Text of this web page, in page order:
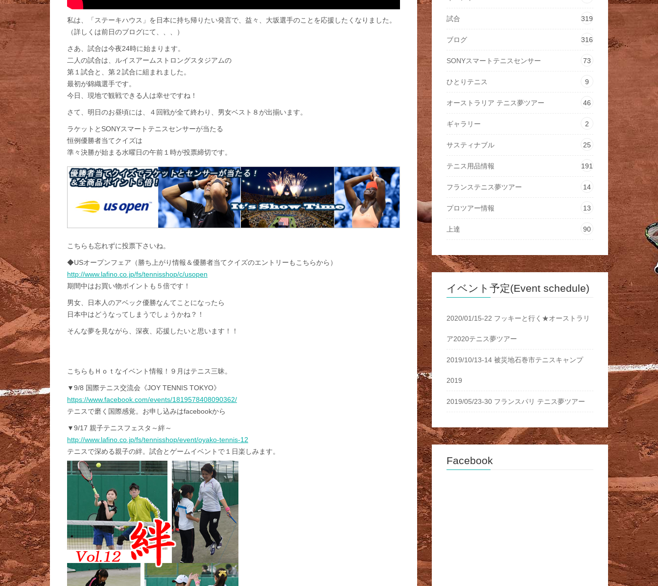
私は、「ステーキハウス」を日本に持ち帰りたい発言で、益々、大坂選手のことを応援したくなりました。
（詳しくは前日のブログにて、、、）
さあ、試合は今夜24時に始まります。
二人の試合は、ルイスアームストロングスタジアムの
第１試合と、第２試合に組まれました。
最初が錦織選手です。
今日、現地で観戦できる人は幸せですね！
さて、明日のお昼頃には、４回戦が全て終わり、男女ベスト８が出揃います。
ラケットとSONYスマートテニスセンサーが当たる
恒例優勝者当てクイズは
準々決勝が始まる水曜日の午前１時が投票締切です。
こちらも忘れずに投票下さいね。
◆USオープンフェア（勝ち上がり情報＆優勝者当てクイズのエントリーもこちらから）
http://www.lafino.co.jp/fs/tennisshop/c/usopen
期間中はお買い物ポイントも５倍です！
男女、日本人のアベック優勝なんてことになったら
日本中はどうなってしまうでしょうかね？！
そんな夢を見ながら、深夜、応援したいと思います！！
こちらもＨｏｔなイベント情報！９月はテニス三昧。
▼9/8 国際テニス交流会《JOY TENNIS TOKYO》
https://www.facebook.com/events/1819578408090362/
テニスで磨く国際感覚。お申し込みはfacebookから
▼9/17 親子テニスフェスタ～絆～
http://www.lafino.co.jp/fs/tennisshop/event/oyako-tennis-12
テニスで深める親子の絆。試合とゲームイベントで１日楽しみます。
試合 319
ブログ 316
SONYスマートテニスセンサー 73
ひとりテニス 9
オーストラリア テニス夢ツアー 46
ギャラリー 2
サスティナブル 25
テニス用品情報 191
フランステニス夢ツアー 14
プロツアー情報 13
上達 90
イベント予定(Event schedule)
2020/01/15-22 フッキーと行く★オーストラリ
ア2020テニス夢ツアー
2019/10/13-14 被災地石巻市テニスキャンプ
2019
2019/05/23-30 フランスパリ テニス夢ツアー
Facebook